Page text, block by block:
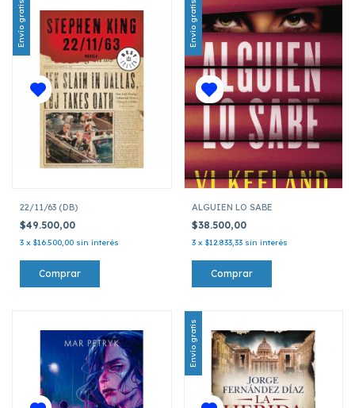
Envío gratis
22/11/63 (DB)
$49.500,00
3 x $16.500,00 sin interés
Envío gratis
ALGUIEN LO SABE
$38.500,00
3 x $12.833,33 sin interés
Envío gratis